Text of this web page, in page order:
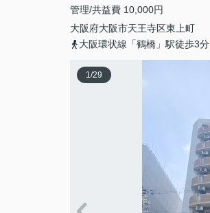
管理/共益費 10,000円
大阪府大阪市天王寺区東上町
大阪環状線「鶴橋」駅徒歩3分
1/29